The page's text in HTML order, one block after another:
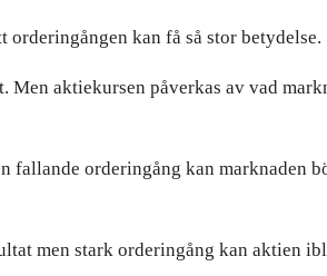
kan få så stor betydelse.
Men aktiekursen påverkas av vad
fallande orderingång kan marknaden
men stark orderingång kan aktien